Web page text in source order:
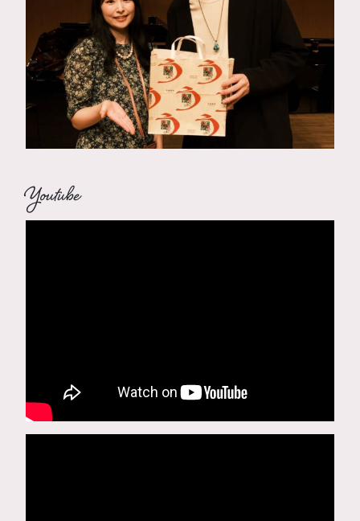
Youtube